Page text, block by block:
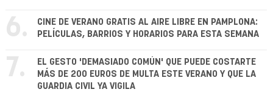
6.
CINE DE VERANO GRATIS AL AIRE LIBRE EN PAMPLONA:
PELÍCULAS, BARRIOS Y HORARIOS PARA ESTA SEMANA
7.
EL GESTO 'DEMASIADO COMÚN' QUE PUEDE COSTARTE
MÁS DE 200 EUROS DE MULTA ESTE VERANO Y QUE LA
GUARDIA CIVIL YA VIGILA